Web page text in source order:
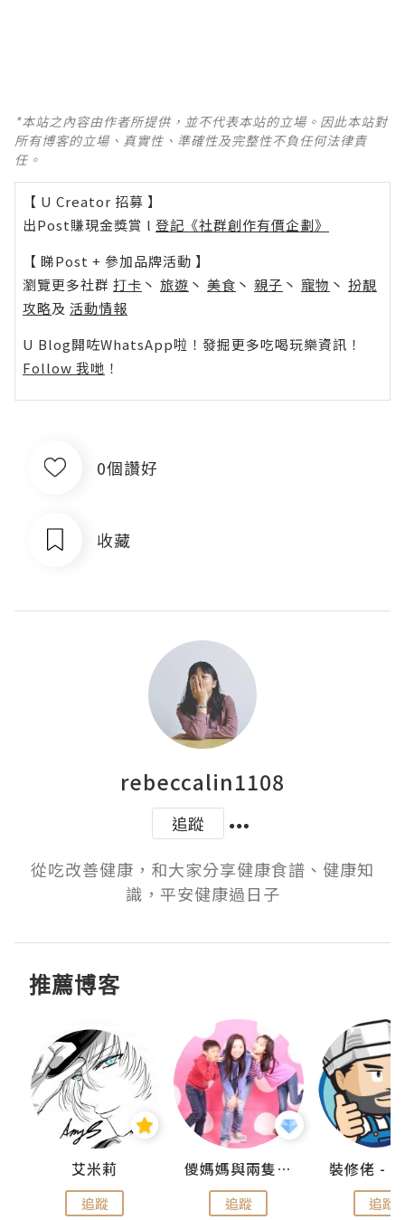
*本站之內容由作者所提供，並不代表本站的立場。因此本站對
所有博客的立場、真實性、準確性及完整性不負任何法律責
任。
【 U Creator 招募 】
出Post賺現金獎賞 l 登記《社群創作有價企劃》
【 睇Post + 參加品牌活動 】
瀏覽更多社群 打卡 丶 旅遊 丶 美食 丶 親子 丶 寵物 丶 扮靚
攻略及 活動情報
U Blog開咗WhatsApp啦！發掘更多吃喝玩樂資訊！
Follow 我哋 ！
0個讚好
收藏
rebeccalin1108
追蹤
從吃改善健康，和大家分享健康食譜、健康知
識，平安健康過日子
推薦博客
艾米莉
追蹤
儍媽媽與兩隻小魔怪之家
追蹤 追蹤